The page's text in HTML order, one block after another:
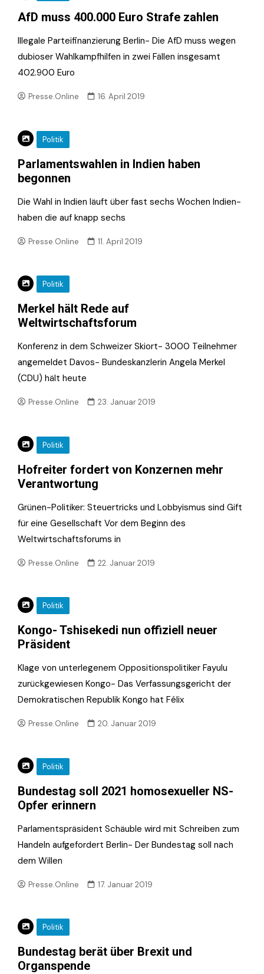
AfD muss 400.000 Euro Strafe zahlen
Illegale Parteifinanzierung Berlin- Die AfD muss wegen
dubioser Wahlkampfhilfen in zwei Fällen insgesamt
402.900 Euro
Presse.Online 16. April 2019
Politik
Parlamentswahlen in Indien haben
begonnen
Die Wahl in Indien läuft über fast sechs Wochen Indien-
haben die auf knapp sechs
Presse.Online 11. April 2019
Politik
Merkel hält Rede auf
Weltwirtschaftsforum
Konferenz in dem Schweizer Skiort- 3000 Teilnehmer
angemeldet Davos- Bundeskanzlerin Angela Merkel
(CDU) hält heute
Presse.Online 23. Januar 2019
Politik
Hofreiter fordert von Konzernen mehr
Verantwortung
Grünen-Politiker: Steuertricks und Lobbyismus sind Gift
für eine Gesellschaft Vor dem Beginn des
Weltwirtschaftsforums in
Presse.Online 22. Januar 2019
Politik
Kongo- Tshisekedi nun offiziell neuer
Präsident
Klage von unterlegenem Oppositionspolitiker Fayulu
zurückgewiesen Kongo- Das Verfassungsgericht der
Demokratischen Republik Kongo hat Félix
Presse.Online 20. Januar 2019
Politik
Bundestag soll 2021 homosexueller NS-
Opfer erinnern
Parlamentspräsident Schäuble wird mit Schreiben zum
Handeln aufgefordert Berlin- Der Bundestag soll nach
dem Willen
Presse.Online 17. Januar 2019
Politik
Bundestag berät über Brexit und
Organspende